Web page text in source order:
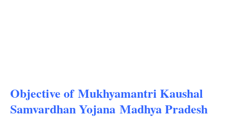
Objective of Mukhyamantri Kaushal
Samvardhan Yojana Madhya Pradesh